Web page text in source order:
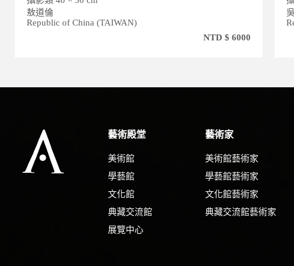
Republic of China (TAIWAN)
NTD $ 66000
藝術殿堂
美術館
學藝館
文化館
典藏交流館
展覽中心
藝術家
美術館藝術家
學藝館藝術家
文化館藝術家
典藏交流館藝術家